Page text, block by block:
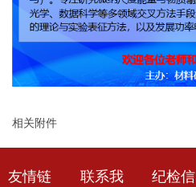
相关附件
友情链
联系我
纪检信